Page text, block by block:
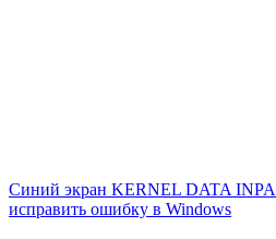
Синий экран KERNEL DATA
исправить ошибку в Windows